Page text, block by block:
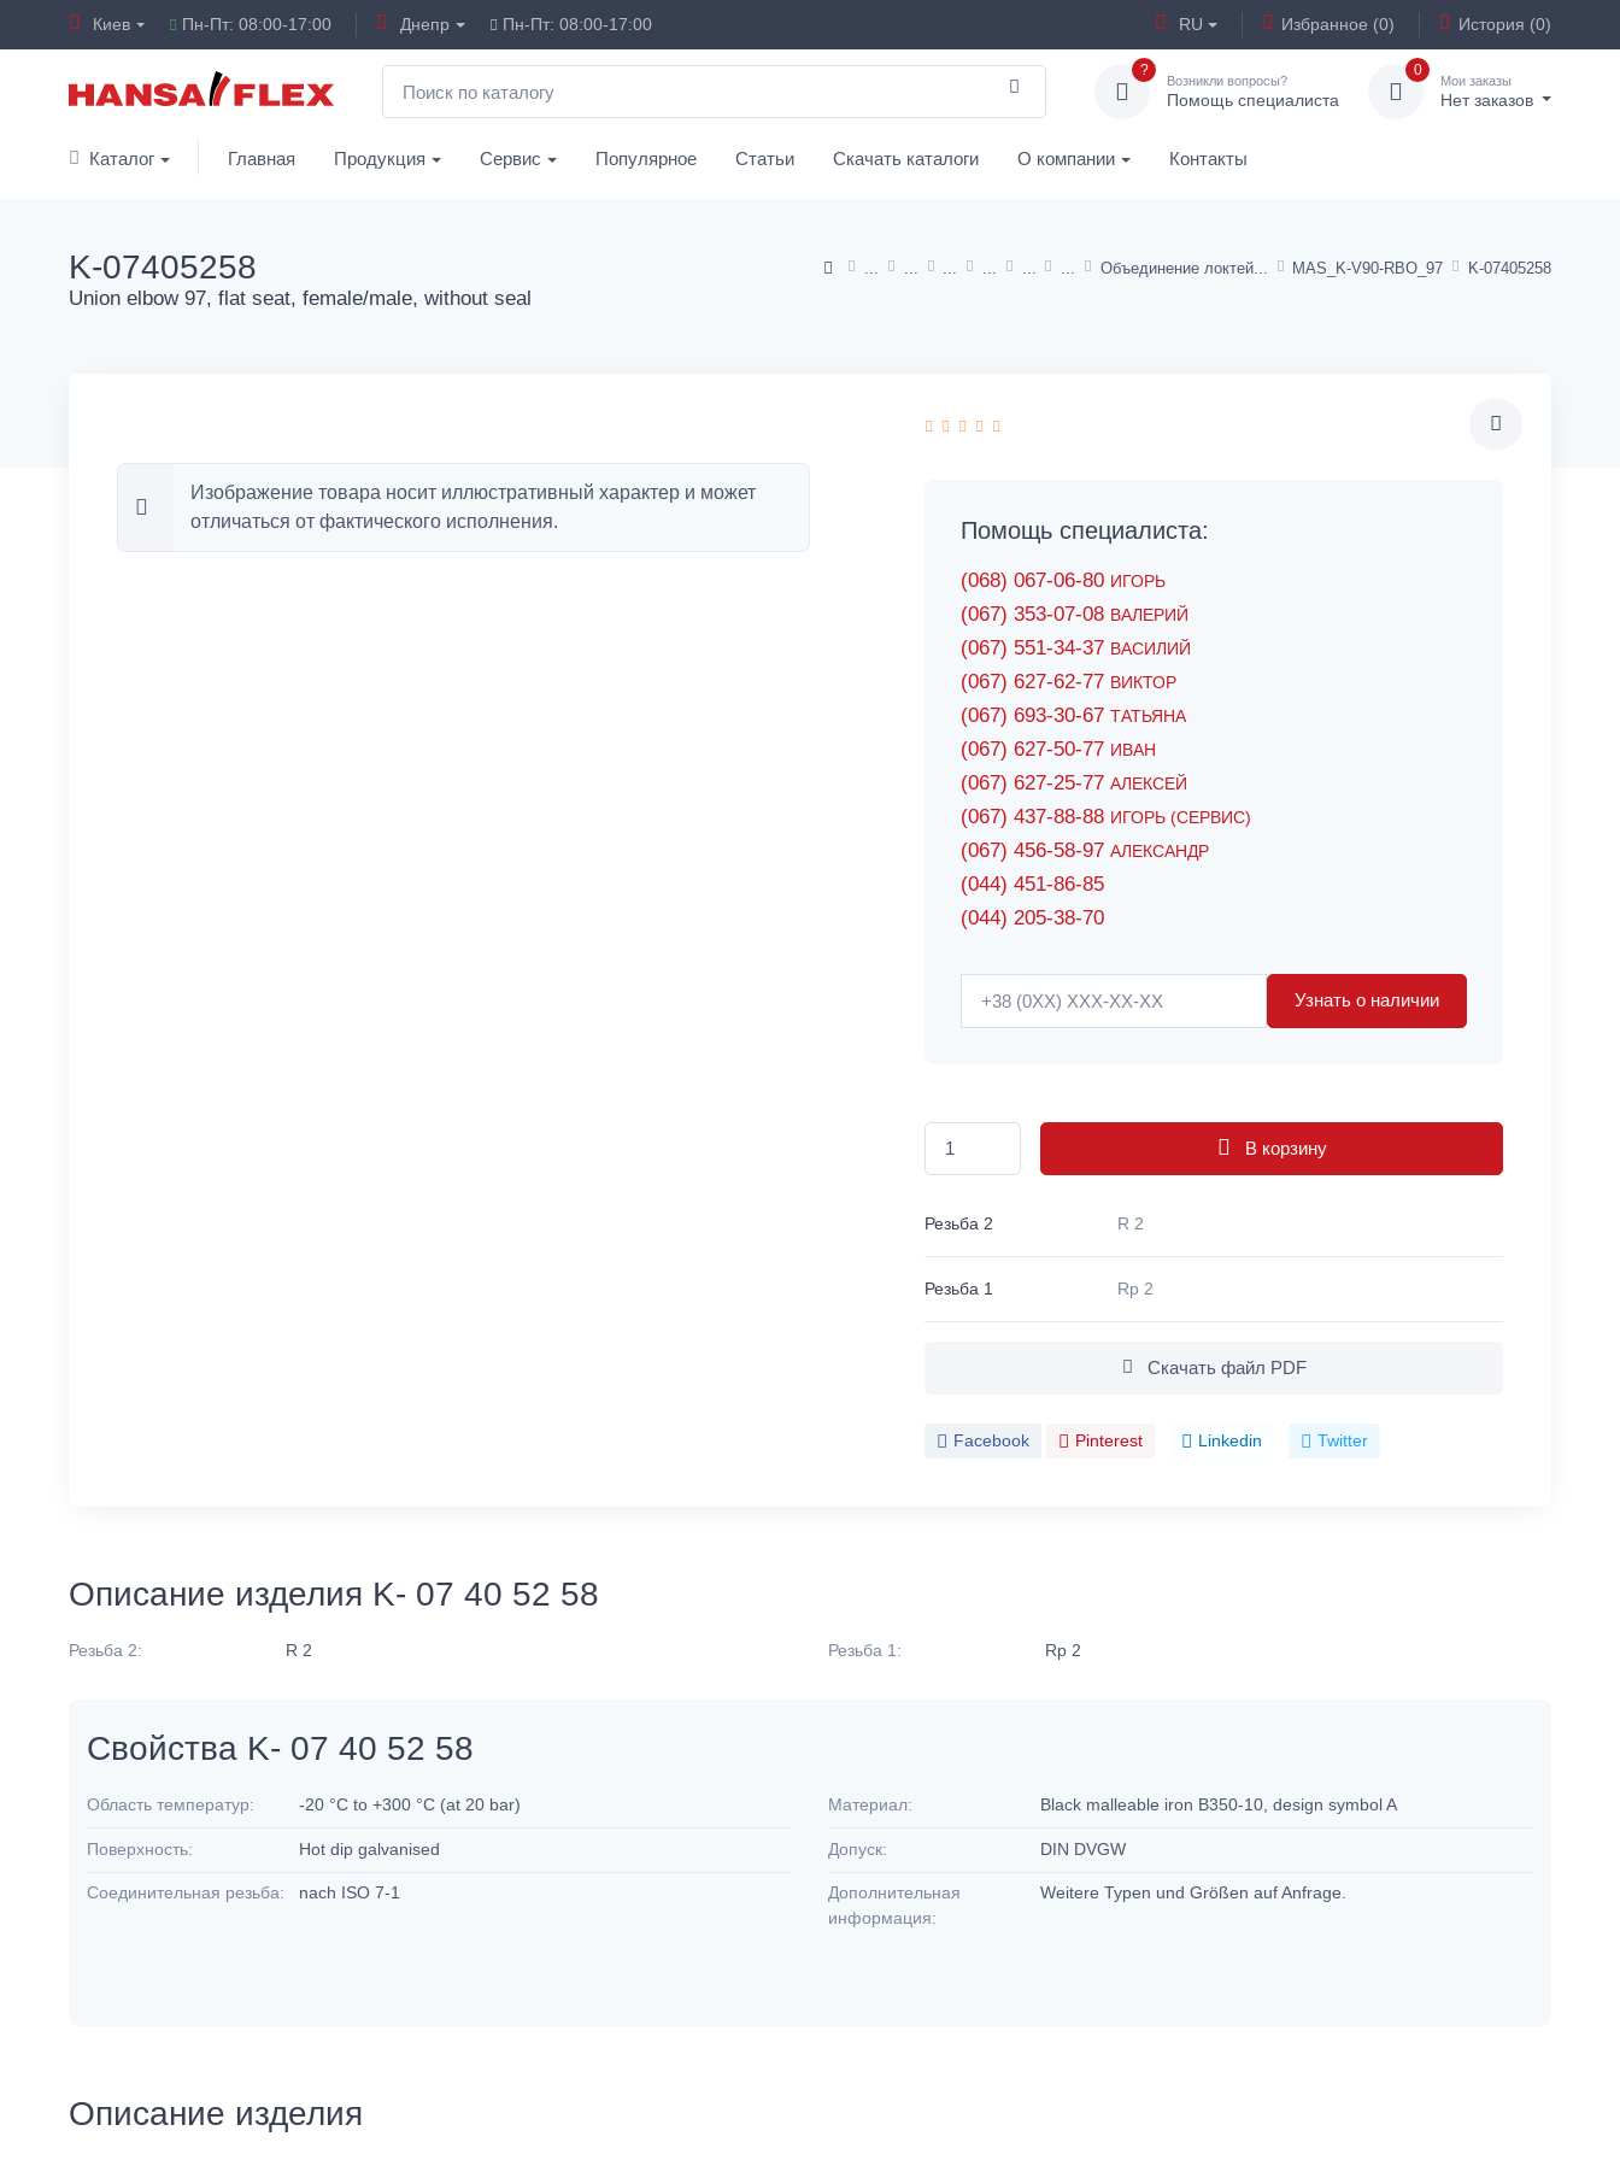
Киев Пн-Пт: 08:00-17:00 Днепр Пн-Пт: 08:00-17:00 RU Избранное (0) История (0)
?
Возникли вопросы?
Помощь специалиста
0
Мои заказы
Нет заказов
Каталог Главная Продукция Сервис Популярное Статьи Скачать каталоги О компании Контакты
Объединение локтей MAS_K-V90-RBO_97 K-07405258
K-07405258
Union elbow 97, flat seat, female/male, without seal
Изображение товара носит иллюстративный характер и может
отличаться от фактического исполнения.
Помощь специалиста:
(068) 067-06-80 ИГОРЬ
(067) 353-07-08 ВАЛЕРИЙ
(067) 551-34-37 ВАСИЛИЙ
(067) 627-62-77 ВИКТОР
(067) 693-30-67 ТАТЬЯНА
(067) 627-50-77 ИВАН
(067) 627-25-77 АЛЕКСЕЙ
(067) 437-88-88 ИГОРЬ (СЕРВИС)
(067) 456-58-97 АЛЕКСАНДР
(044) 451-86-85
(044) 205-38-70
Узнать о наличии
В корзину
Резьба 2 R 2
Резьба 1 Rp 2
Скачать файл PDF
Facebook Pinterest Linkedin Twitter
Описание изделия K- 07 40 52 58
Резьба 2: R 2 Резьба 1: Rp 2
Свойства K- 07 40 52 58
Область температур: -20 °C to +300 °C (at 20 bar)
Поверхность: Hot dip galvanised
Соединительная резьба: nach ISO 7-1
Материал: Black malleable iron B350-10, design symbol A
Допуск: DIN DVGW
Дополнительная
информация:
Weitere Typen und Größen auf Anfrage.
Описание изделия